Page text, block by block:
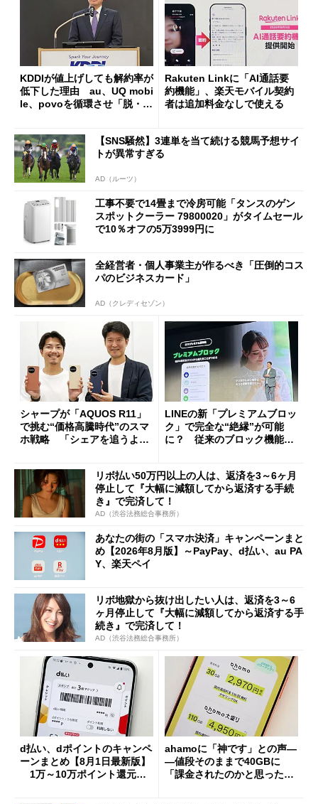
KDDIが値上げしても解約率が
低下した理由 au、UQ mobi
le、povoを循環させ「脱・販
Rakuten Linkに「AI通話要
約機能」、楽天モバイル契約
者は追加料金なしで使える
【SNS騒然】3連単を当て続ける競馬予想サイ
トが異常すぎる
AD（ルーツ）
工事不要で14畳まで冷房可能「タンスのゲン
スポットクーラー 79800020」がタイムセール
で10％オフの5万3999円に
全経営者・個人事業主が作るべき「圧倒的コス
パのビジネスカード」
AD（クレディセゾン）
シャープが「AQUOS R11」
で挑む“価格高騰時代”のスマ
ホ戦略 「シェアを追うより
LINEの新「プレミアムブロッ
ク」で完全な“絶縁”が可能
に？ 従来のブロック機能と
リボ払い50万円以上の人は、返済を3～6ヶ月
停止して『大幅に減額してから返済する手続
き』で完済して！
AD（渋谷法務総合事務所）
あなたの街の「スマホ決済」キャンペーンまと
め【2026年8月版】～PayPay、d払い、au PA
Y、楽天ペイ
リボ地獄から抜け出したい人は、返済を3～6
ヶ月停止して『大幅に減額してから返済する手
続き』で完済して！
AD（渋谷法務総合事務所）
d払い、dポイントのキャンペ
ーンまとめ【8月1日最新版】
1万～10万ポイント還元の
ahamoに「神です」との声―
―値段そのままで40GBに
「課金されたのかと思った」